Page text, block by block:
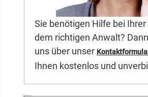
Sie benötigen Hilfe bei Ihrer
dem richtigen Anwalt?
uns über unser
Ihnen kostenlos und